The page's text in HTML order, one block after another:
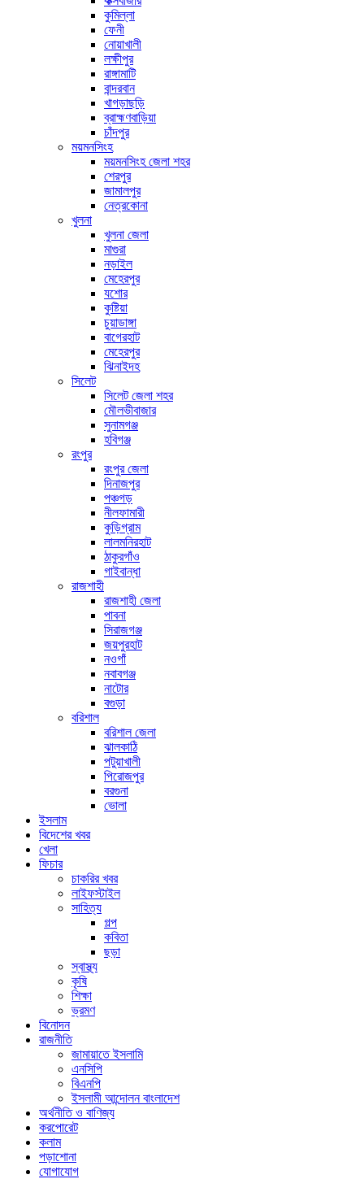
কুমিল্লা
ফেনী
নোয়াখালী
লক্ষীপুর
রাঙ্গামাটি
বান্দরবান
খাগড়াছড়ি
ব্রাহ্মণবাড়িয়া
চাঁদপুর
ময়মনসিংহ
ময়মনসিংহ জেলা শহর
শেরপুর
জামালপুর
নেত্রকোনা
খুলনা
খুলনা জেলা
মাগুরা
নড়াইল
মেহেরপুর
যশোর
কুষ্টিয়া
চুয়াডাঙ্গা
বাগেরহাট
মেহেরপুর
ঝিনাইদহ
সিলেট
সিলেট জেলা শহর
মৌলভীবাজার
সুনামগঞ্জ
হবিগঞ্জ
রংপুর
রংপুর জেলা
দিনাজপুর
পঞ্চগড়
নীলফামারী
কুড়িগ্রাম
লালমনিরহাট
ঠাকুরগাঁও
গাইবান্ধা
রাজশাহী
রাজশাহী জেলা
পাবনা
সিরাজগঞ্জ
জয়পুরহাট
নওগাঁ
নবাবগঞ্জ
নাটোর
বগুড়া
বরিশাল
বরিশাল জেলা
ঝালকাঠি
পটুয়াখালী
পিরোজপুর
বরগুনা
ভোলা
ইসলাম
বিদেশের খবর
খেলা
ফিচার
চাকরির খবর
লাইফস্টাইল
সাহিত্য
গল্প
কবিতা
ছড়া
স্বাস্থ্য
কৃষি
শিক্ষা
ভ্রমণ
বিনোদন
রাজনীতি
জামায়াতে ইসলামি
এনসিপি
বিএনপি
ইসলামী আন্দোলন বাংলাদেশ
অর্থনীতি ও বাণিজ্য
করপোরেট
কলাম
পড়াশোনা
যোগাযোগ